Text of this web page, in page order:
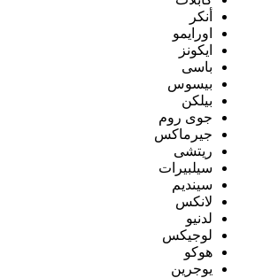
أنكر
اورايمو
ايكونز
باسى
بيسوس
بيلكن
جوى روم
جيرماكس
ريتشى
سيلبيرات
سينديم
لانكس
لدنيو
لوجيكس
هوكو
يوجرين